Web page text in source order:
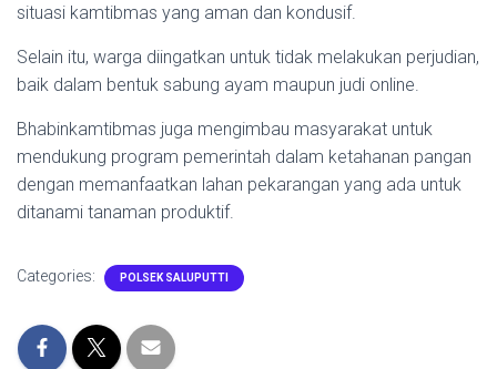
situasi kamtibmas yang aman dan kondusif.
Selain itu, warga diingatkan untuk tidak melakukan perjudian,
baik dalam bentuk sabung ayam maupun judi online.
Bhabinkamtibmas juga mengimbau masyarakat untuk
mendukung program pemerintah dalam ketahanan pangan
dengan memanfaatkan lahan pekarangan yang ada untuk
ditanami tanaman produktif.
Categories: POLSEK SALUPUTTI